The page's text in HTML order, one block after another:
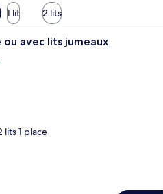
1 lit 2 lits
Chambre Double ou avec
ou avec lits jumeaux
lits 1 place